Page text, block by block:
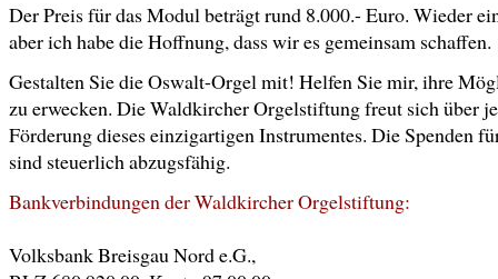
Der Preis für das Modul beträgt rund 8.000.- Euro. Wieder
aber ich habe die Hoffnung, dass wir es gemeinsam schaffen.
Gestalten Sie die Oswalt-Orgel mit! Helfen Sie mir, ihre
zu erwecken. Die Waldkircher Orgelstiftung freut sich über
Förderung dieses einzigartigen Instrumentes. Die Spenden
sind steuerlich abzugsfähig.
Bankverbindungen der Waldkircher Orgelstiftung:
Volksbank Breisgau Nord e.G.,